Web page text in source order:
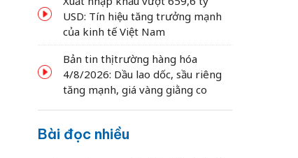
USD: Tín hiệu tăng trưởng mạnh
của kinh tế Việt Nam
Bản tin thị trường hàng hóa
4/8/2026: Dầu lao dốc, sầu riêng
tăng mạnh, giá vàng giằng co
Bài đọc nhiều